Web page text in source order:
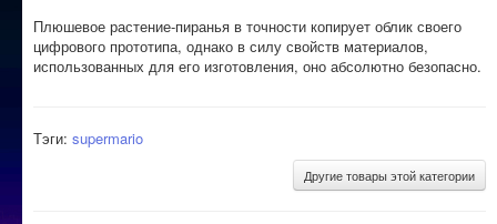
Плюшевое растение-пиранья в точности копирует облик своего
цифрового прототипа, однако в силу свойств материалов,
использованных для его изготовления, оно абсолютно безопасно.
Тэги: supermario
Другие товары этой категории